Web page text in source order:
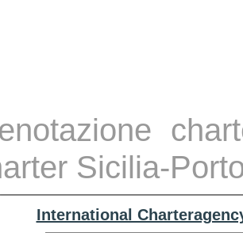
Sicilia-
International